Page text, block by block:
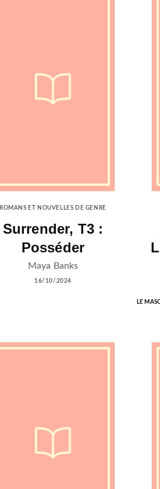
ROMANS ET NOUVELLES DE GENRE
Surrender, T3 :
Posséder
Maya Banks
16/10/2024
LE